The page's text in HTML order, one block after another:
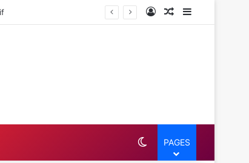
Log InRandom Article
Sidebar
Switch skin
PAGES